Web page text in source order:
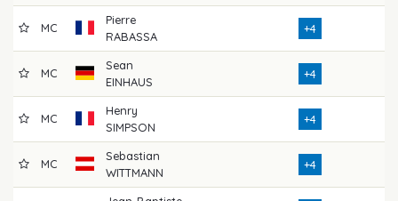
MC
Pierre
RABASSA
+4
MC
Sean
EINHAUS
+4
MC
Henry
SIMPSON
+4
MC
Sebastian
WITTMANN
+4